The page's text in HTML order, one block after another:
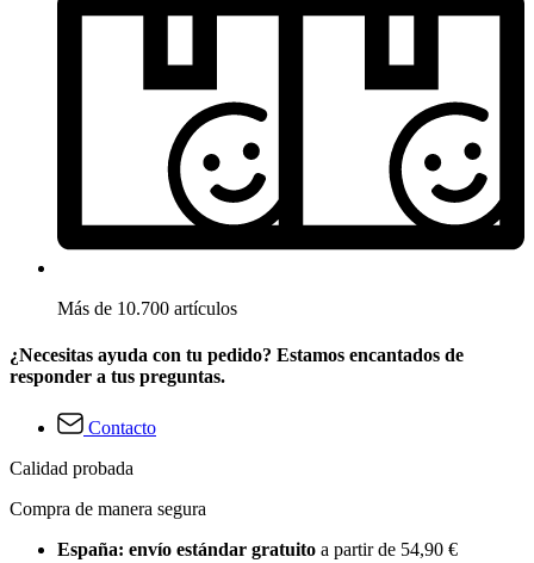
Más de 10.700 artículos
¿Necesitas ayuda con tu pedido? Estamos encantados de
responder a tus preguntas.
Contacto
Calidad probada
Compra de manera segura
España: envío estándar gratuito a partir de 54,90 €